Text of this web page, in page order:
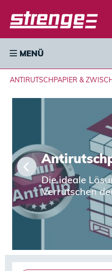
MENÜ
ANTIRUTSCHPAPIER &
Die ideale
Verrutschen